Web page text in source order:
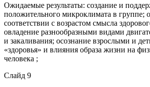
Ожидаемые результаты: создание и
положительного микроклимата в группе;
соответствии с возрастом смысла
овладение разнообразными видами
и закаливания; осознание взрослыми и
«здоровья» и влияния образа жизни на
человека ;
Слайд 9